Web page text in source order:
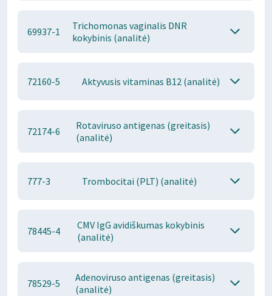
69937-1
Trichomonas vaginalis DNR
kokybinis (analitė)
72160-5 Aktyvusis vitaminas B12 (analitė)
72174-6
Rotaviruso antigenas (greitasis)
(analitė)
777-3 Trombocitai (PLT) (analitė)
78445-4
CMV IgG avidiškumas kokybinis
(analitė)
78529-5
Adenoviruso antigenas (greitasis)
(analitė)